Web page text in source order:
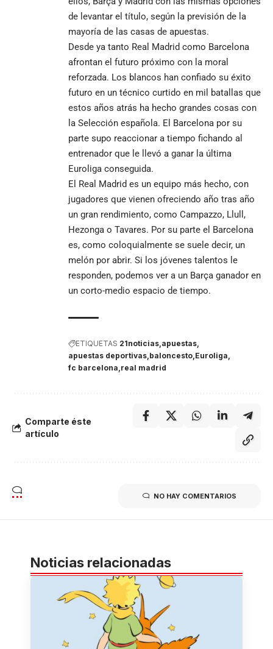
de levantar el título, según la previsión de la
mayoría de las casas de apuestas.
Desde ya tanto Real Madrid como Barcelona
afrontan el futuro próximo con la moral
reforzada. Los blancos han confiado su éxito
futuro en un técnico curtido en mil batallas que
estos años atrás ha hecho grandes cosas con
la Selección española. El Barcelona por su
parte supo reaccionar a tiempo fichando al
entrenador que le llevó a ganar la última
Euroliga conseguida.
El Real Madrid es un equipo más hecho, con
jugadores que vienen ofreciendo año tras año
un gran rendimiento, como Campazzo, Llull,
Hezonga o Tavares. Por su parte el Barcelona
es, como coloquialmente se suele decir, un
melón por abrir. Si los jóvenes talentos le
responden, podemos ver a un Barça ganador en
un corto-medio espacio de tiempo.
ETIQUETAS 21noticias apuestas
apuestas deportivas baloncesto Euroliga
fc barcelona real madrid
Comparte éste
artículo
NO HAY COMENTARIOS
Noticias relacionadas